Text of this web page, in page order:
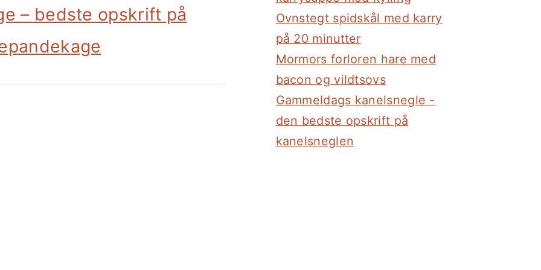
– bedste opskrift på
Ovnstegt spidskål med karry
på 20 minutter
Mormors forloren hare med
bacon og vildtsovs
Gammeldags kanelsnegle -
den bedste opskrift på
kanelsneglen